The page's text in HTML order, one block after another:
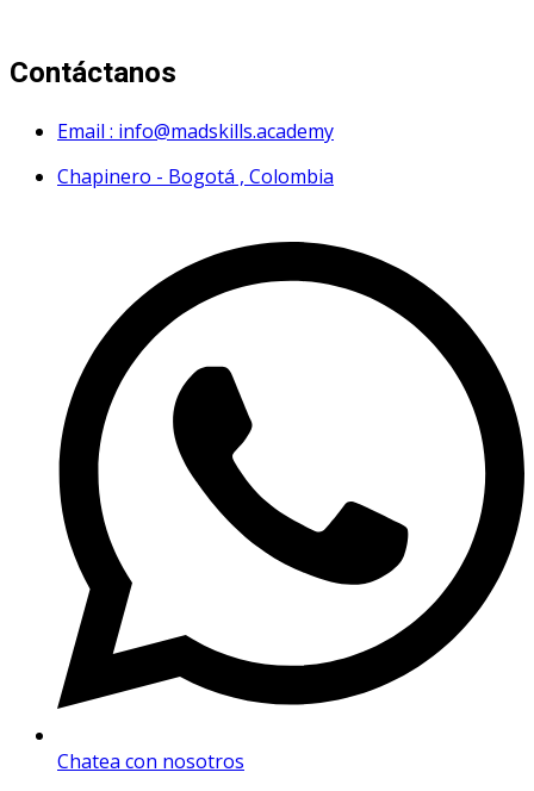
Contáctanos
Email : info@madskills.academy
Chapinero - Bogotá , Colombia
Chatea con nosotros